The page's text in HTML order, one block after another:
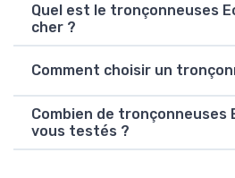
Quel est le tronçonneuses
cher ?
Comment choisir un
Combien de tronçonneuses
vous testés ?